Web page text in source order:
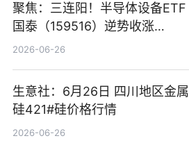
聚焦：三连阳！半导体设备ETF
国泰（159516）逆势收涨
3.5%，近10日累计净流入超65
2026-06-26
生意社：6月26日 四川地区金属
硅421#硅价格行情
2026-06-26